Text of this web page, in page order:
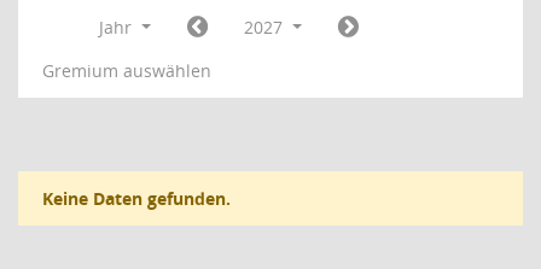
Jahr
2027
Gremium auswählen
Keine Daten gefunden.